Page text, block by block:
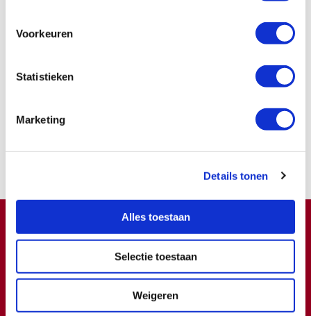
Voorkeuren
Statistieken
Marketing
Details tonen
Alles toestaan
Selectie toestaan
Weigeren
Doneren ?
Meer weten over wat we met uw extra gift doen?
Klik hier
€ Doneer